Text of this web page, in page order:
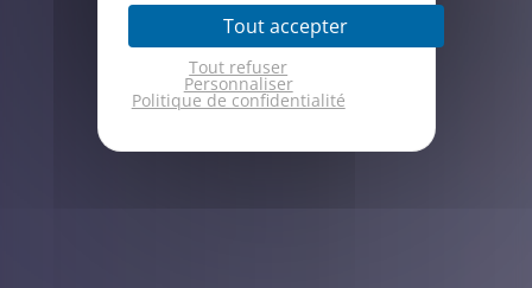
Tout accepter
Tout refuser
Personnaliser
Politique de confidentialité